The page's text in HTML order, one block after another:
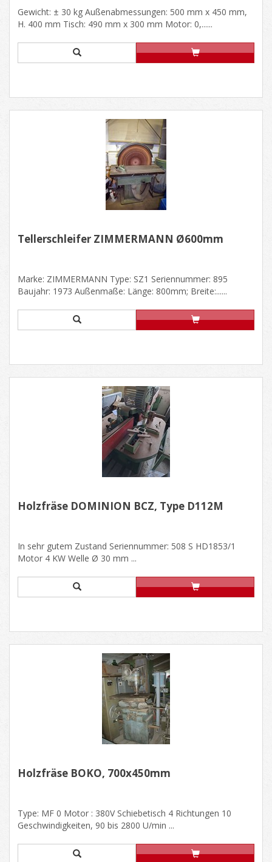
Gewicht: ± 30 kg Außenabmessungen: 500 mm x 450 mm,
H. 400 mm Tisch: 490 mm x 300 mm Motor: 0,......
Tellerschleifer ZIMMERMANN Ø600mm
Marke: ZIMMERMANN Type: SZ1 Seriennummer: 895
Baujahr: 1973 Außenmaße: Länge: 800mm; Breite:......
Holzfräse DOMINION BCZ, Type D112M
In sehr gutem Zustand Seriennummer: 508 S HD1853/1
Motor 4 KW Welle Ø 30 mm ...
Holzfräse BOKÖ, 700x450mm
Type: MF 0 Motor : 380V Schiebetisch 4 Richtungen 10
Geschwindigkeiten, 90 bis 2800 U/min ...